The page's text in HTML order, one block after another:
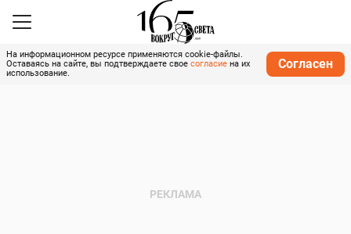
На информационном ресурсе применяются cookie-файлы.
Оставаясь на сайте, вы подтверждаете свое согласие на их
использование.
Согласен